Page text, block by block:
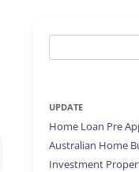
for:
UPDATE
Home Loan Pre
Australian Home
Investment